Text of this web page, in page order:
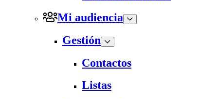
Mi audiencia
Gestión
Contactos
Listas